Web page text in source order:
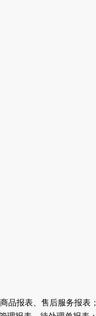
品报表、售后服务报表；